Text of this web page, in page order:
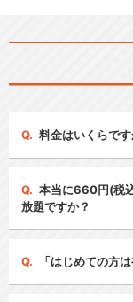
料金はいくらです
本当に660円(税
放題ですか？
「はじめての方